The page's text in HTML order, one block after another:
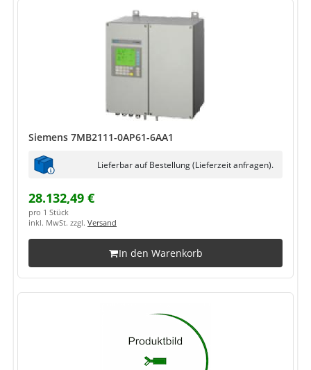
Siemens 7MB2111-0AP61-6AA1
Lieferbar auf Bestellung (Lieferzeit anfragen).
28.132,49 €
pro 1 Stück
inkl. MwSt. zzgl. Versand
In den Warenkorb